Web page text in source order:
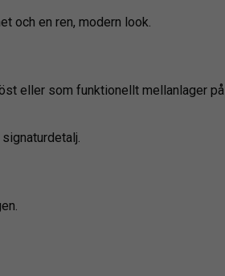
och en ren, modern look.
eller som funktionellt mellanlager på